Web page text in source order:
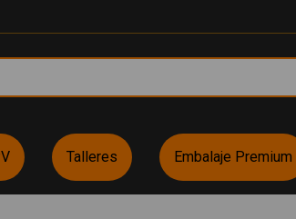
Talleres Embalaje Premium